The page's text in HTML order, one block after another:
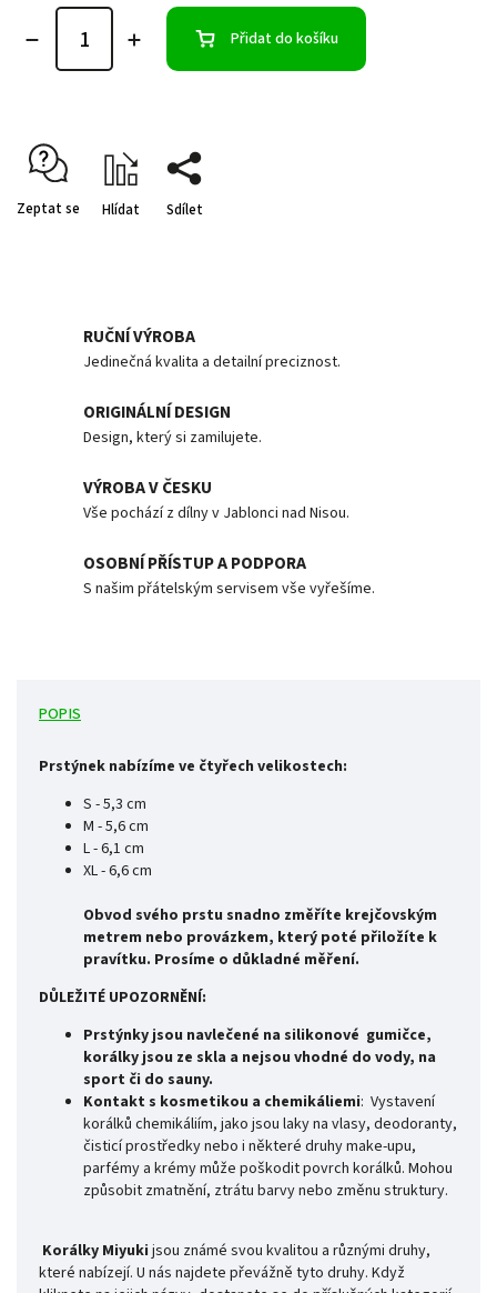
Přidat do košíku
Zeptat se Hlídat Sdílet
RUČNÍ VÝROBA
Jedinečná kvalita a detailní preciznost.
ORIGINÁLNÍ DESIGN
Design, který si zamilujete.
VÝROBA V ČESKU
Vše pochází z dílny v Jablonci nad Nisou.
OSOBNÍ PŘÍSTUP A PODPORA
S našim přátelským servisem vše vyřešíme.
POPIS
Prstýnek nabízíme ve čtyřech velikostech:
S - 5,3 cm
M - 5,6 cm
L - 6,1 cm
XL - 6,6 cm
Obvod svého prstu snadno změříte krejčovským
metrem nebo provázkem, který poté přiložíte k
pravítku. Prosíme o důkladné měření.
DŮLEŽITÉ UPOZORNĚNÍ:
Prstýnky jsou navlečené na silikonové gumičce,
korálky jsou ze skla a nejsou vhodné do vody, na
sport či do sauny.
Kontakt s kosmetikou a chemikáliemi: Vystavení
korálků chemikáliím, jako jsou laky na vlasy, deodoranty,
čisticí prostředky nebo i některé druhy make-upu,
parfémy a krémy může poškodit povrch korálků. Mohou
způsobit zmatnění, ztrátu barvy nebo změnu struktury.
Korálky Miyuki jsou známé svou kvalitou a různými druhy,
které nabízejí. U nás najdete převážně tyto druhy. Když